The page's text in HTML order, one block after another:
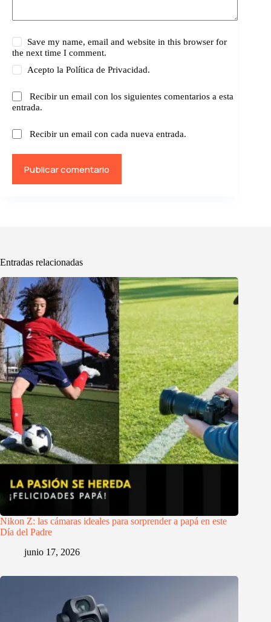
Save my name, email and website in this browser for
the next time I comment.
Acepto laPolítica de Privacidad.
Recibir un email con los siguientes comentarios a esta
entrada.
Recibir un email con cada nueva entrada.
Publicar comentario
Entradas relacionadas
Nikon Z: las cámaras ideales para sorprender a papá en este
Día del Padre
junio 17, 2026